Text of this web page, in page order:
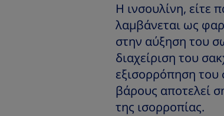
Η ινσουλίνη, είτε
λαμβάνεται ως
στην αύξηση του
διαχείριση του
εξισορρόπηση του
βάρους αποτελεί
της ισορροπίας.